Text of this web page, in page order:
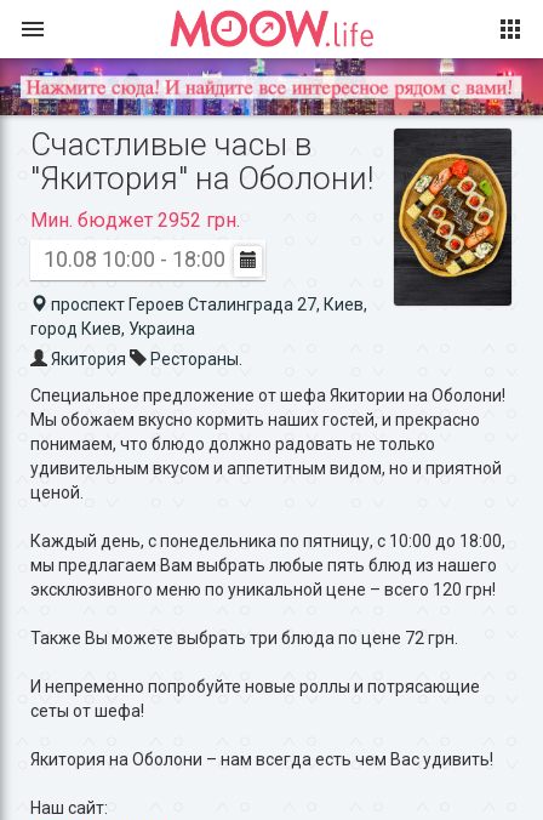
Счастливые часы в
"Якитория" на Оболони!
Мин. бюджет 2952 грн.
10.08 10:00 - 18:00
проспект Героев Сталинграда 27, Киев,
город Киев, Украина
Якитория
Рестораны.
Специальное предложение от шефа Якитории на Оболони!
Мы обожаем вкусно кормить наших гостей, и прекрасно
понимаем, что блюдо должно радовать не только
удивительным вкусом и аппетитным видом, но и приятной
ценой.
Каждый день, с понедельника по пятницу, с 10:00 до 18:00,
мы предлагаем Вам выбрать любые пять блюд из нашего
эксклюзивного меню по уникальной цене – всего 120 грн!
Также Вы можете выбрать три блюда по цене 72 грн.
И непременно попробуйте новые роллы и потрясающие
сеты от шефа!
Якитория на Оболони – нам всегда есть чем Вас удивить!
Наш сайт: